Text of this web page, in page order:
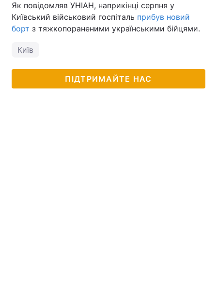
Як повідомляв УНІАН, наприкінці серпня у
Київський військовий госпіталь прибув новий
борт з тяжкопораненими українськими бійцями.
Київ
ПІДТРИМАЙТЕ НАС